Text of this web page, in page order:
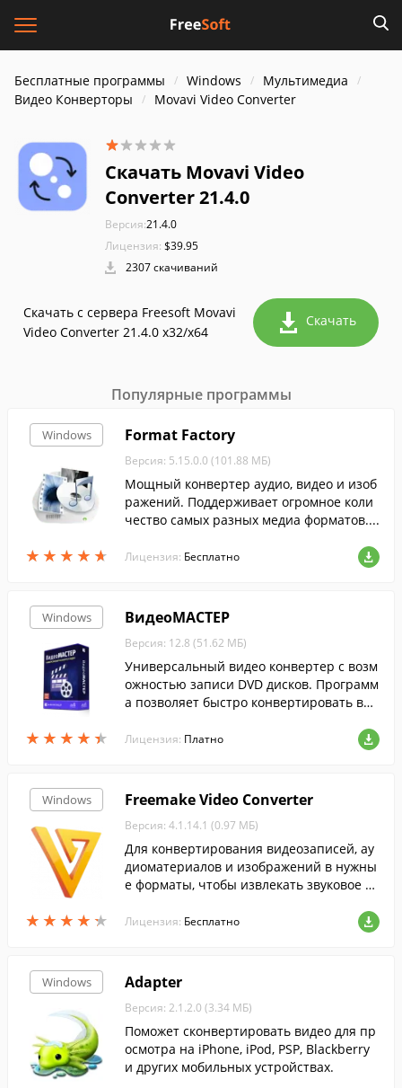
Бесплатные программы Windows
Мультимедиа
Видео Конверторы
Movavi Video Converter
Скачать Movavi Video
Converter 21.4.0
Версия:21.4.0
Лицензия: $39.95
2307 скачиваний
Скачать с сервера Freesoft Movavi
Video Converter 21.4.0 x32/x64
Скачать
Популярные программы
Windows
★ ★ ★ ★ ★
★ ★ ★ ★ ★
Format Factory
Версия: 5.15.0.0 (101.88 МБ)
Мощный конвертер аудио, видео и изоб
ражений. Поддерживает огромное коли
чество самых разных медиа форматов....
Лицензия: Бесплатно
Windows
★ ★ ★ ★ ★
★ ★ ★ ★ ★
ВидеоМАСТЕР
Версия: 12.8 (51.62 МБ)
Универсальный видео конвертер с возм
ожностью записи DVD дисков. Программ
а позволяет быстро конвертировать вид
окого разрешения и онлайн-видео.
Лицензия: Платно
Windows
★ ★ ★ ★ ★
★ ★ ★ ★ ★
Freemake Video Converter
Версия: 4.1.14.1 (0.97 МБ)
Для конвертирования видеозаписей, ау
диоматериалов и изображений в нужны
е форматы, чтобы извлекать звуковое со
ов скачайте Freemake Video Converter....
Лицензия: Бесплатно
Windows Adapter
Версия: 2.1.2.0 (3.34 МБ)
Поможет сконвертировать видео для пр
осмотра на iPhone, iPod, PSP, Blackberry
и других мобильных устройствах.